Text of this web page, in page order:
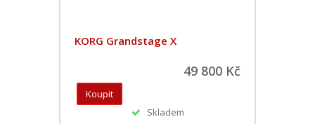
KORG Grandstage X
49 800 Kč
Skladem